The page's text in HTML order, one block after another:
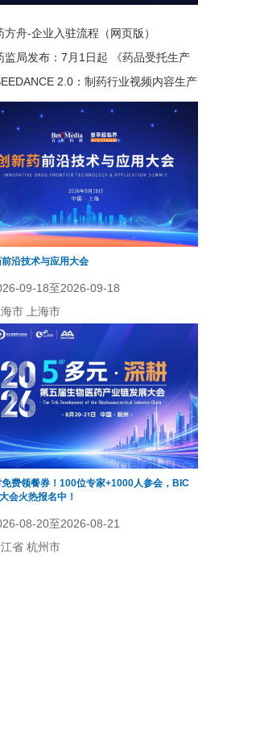
方舟-企业入驻流程（网页版）
监局发布：7月1日起 《药品受托生产
》可线上办理！2.0：制药行业视频内容生产
，低成本・高效率・高质量・高精准全
沿技术与应用大会
09-18至2026-09-18
海市 上海市
费领餐券！100位专家+1000人参会，BIC
会火热报名中！
08-20至2026-08-21
省 杭州市